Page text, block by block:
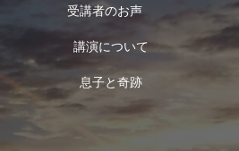
受講者のお声
講演について
息子と奇跡